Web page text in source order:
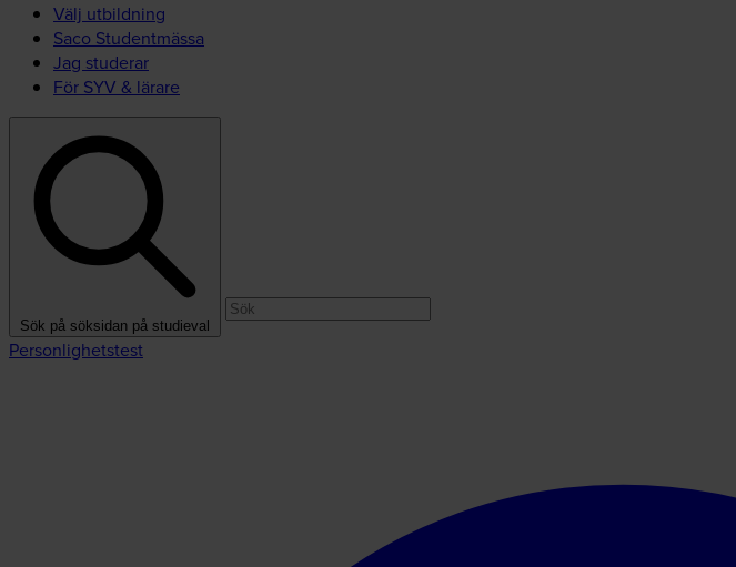
Välj utbildning
Saco Studentmässa
Jag studerar
För SYV & lärare
Sök på söksidan på studieval
Personlighetstest